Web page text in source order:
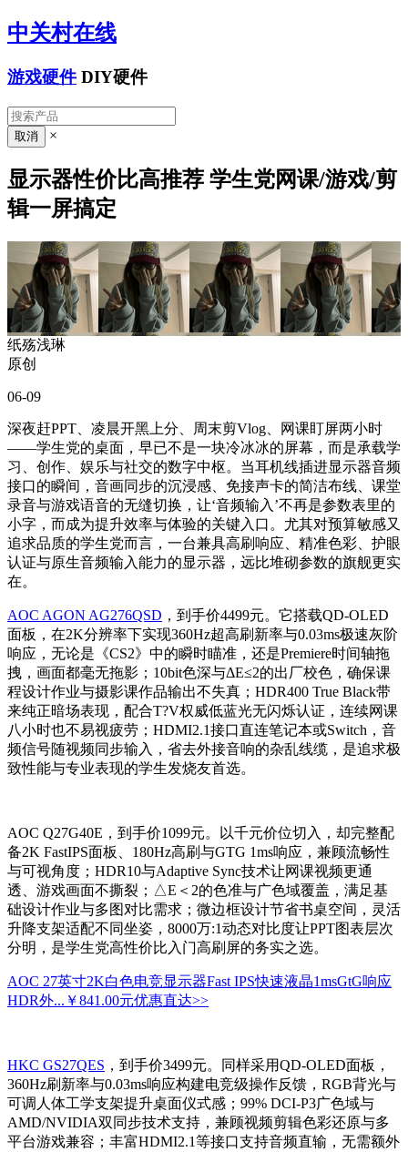
中关村在线
游戏硬件 DIY硬件
×
显示器性价比高推荐 学生党网课/游戏/剪
辑一屏搞定
纸殇浅琳
原创
06-09
深夜赶PPT、凌晨开黑上分、周末剪Vlog、网课盯屏两小时
——学生党的桌面，早已不是一块冷冰冰的屏幕，而是承载学
习、创作、娱乐与社交的数字中枢。当耳机线插进显示器音频
接口的瞬间，音画同步的沉浸感、免接声卡的简洁布线、课堂
录音与游戏语音的无缝切换，让‘音频输入’不再是参数表里的
小字，而成为提升效率与体验的关键入口。尤其对预算敏感又
追求品质的学生党而言，一台兼具高刷响应、精准色彩、护眼
认证与原生音频输入能力的显示器，远比堆砌参数的旗舰更实
在。
AOC AGON AG276QSD ，到手价4499元。它搭载QD-OLED
面板，在2K分辨率下实现360Hz超高刷新率与0.03ms极速灰阶
响应，无论是《CS2》中的瞬时瞄准，还是Premiere时间轴拖
拽，画面都毫无拖影；10bit色深与ΔE≤2的出厂校色，确保课
程设计作业与摄影课作品输出不失真；HDR400 True Black带
来纯正暗场表现，配合T?V权威低蓝光无闪烁认证，连续网课
八小时也不易视疲劳；HDMI2.1接口直连笔记本或Switch，音
频信号随视频同步输入，省去外接音响的杂乱线缆，是追求极
致性能与专业表现的学生发烧友首选。
AOC Q27G40E，到手价1099元。以千元价位切入，却完整配
备2K FastIPS面板、180Hz高刷与GTG 1ms响应，兼顾流畅性
与可视角度；HDR10与Adaptive Sync技术让网课视频更通
透、游戏画面不撕裂；△E＜2的色准与广色域覆盖，满足基
础设计作业与多图对比需求；微边框设计节省书桌空间，灵活
升降支架适配不同坐姿，8000万:1动态对比度让PPT图表层次
分明，是学生党高性价比入门高刷屏的务实之选。
AOC 27英寸2K白色电竞显示器Fast IPS快速液晶1msGtG响应
HDR外... ￥841.00元优惠直达>>
HKC GS27QES ，到手价3499元。同样采用QD-OLED面板，
360Hz刷新率与0.03ms响应构建电竞级操作反馈，RGB背光与
可调人体工学支架提升桌面仪式感；99% DCI-P3广色域与
AMD/NVIDIA双同步技术支持，兼顾视频剪辑色彩还原与多
平台游戏兼容；丰富HDMI2.1等接口支持音频直输，无需额外